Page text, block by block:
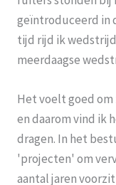
geïntroduceerd in
tijd rijd ik
meerdaagse
Het voelt goed
en daarom vind ik
dragen. In het
'projecten' om
aantal jaren